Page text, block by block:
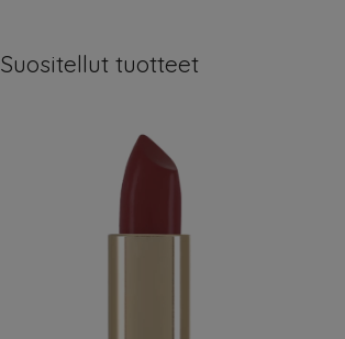
Suositellut tuotteet